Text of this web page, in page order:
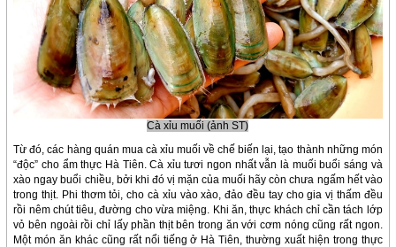
Cà xỉu muối (ảnh ST)
Từ đó, các hàng quán mua cà xỉu muối về chế biến lại, tạo thành những món
“độc” cho ẩm thực Hà Tiên. Cà xỉu tươi ngon nhất vẫn là muối buổi sáng và
xào ngay buổi chiều, bởi khi đó vị mặn của muối hãy còn chưa ngấm hết vào
trong thịt. Phi thơm tỏi, cho cà xỉu vào xào, đảo đều tay cho gia vị thấm đều
rồi nêm chút tiêu, đường cho vừa miệng. Khi ăn, thực khách chỉ cần tách lớp
vỏ bên ngoài rồi chỉ lấy phần thịt bên trong ăn với cơm nóng cũng rất ngon.
Một món ăn khác cũng rất nổi tiếng ở Hà Tiên, thường xuất hiện trong thực